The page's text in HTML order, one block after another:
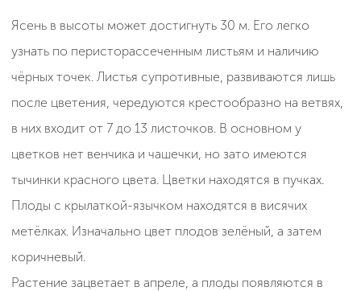
Ясень в высоты может достигнуть 30 м. Его легко
узнать по перисторассеченным листьям и наличию
чёрных точек. Листья супротивные, развиваются лишь
после цветения, чередуются крестообразно на ветвях,
в них входит от 7 до 13 листочков. В основном у
цветков нет венчика и чашечки, но зато имеются
тычинки красного цвета. Цветки находятся в пучках.
Плоды с крылаткой-язычком находятся в висячих
метёлках. Изначально цвет плодов зелёный, а затем
коричневый.
Растение зацветает в апреле, а плоды появляются в